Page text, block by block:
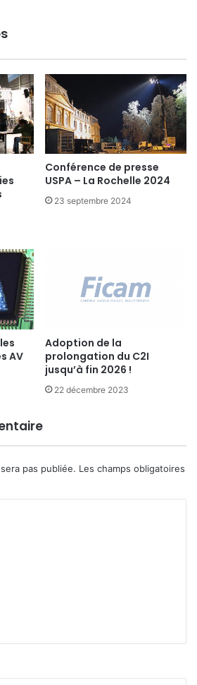
période charnière.
Général
Général Adjoint
Télécharger
Conférence de presse
USPA – La Rochelle 2024
23 septembre 2024
AV
Adoption de la
prolongation du C2I
jusqu’à fin 2026 !
22 décembre 2023
pas publiée. Les champs obligatoires